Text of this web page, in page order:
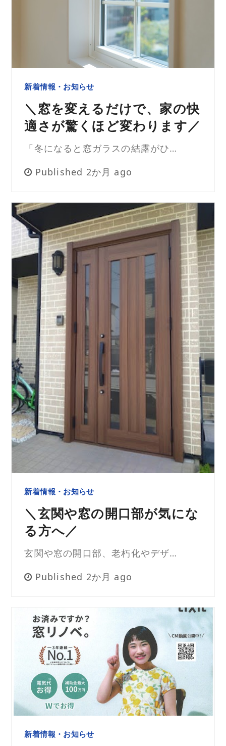
新着情報・お知らせ
＼窓を変えるだけで、家の快
適さが驚くほど変わります／
「冬になると窓ガラスの結露がひ…
Published 2か月 ago
新着情報・お知らせ
＼玄関や窓の開口部が気にな
る方へ／
玄関や窓の開口部、老朽化やデザ…
Published 2か月 ago
新着情報・お知らせ